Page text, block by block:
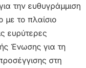
την ευθυγράμμιση
με το πλαίσιο
ευρύτερες
Ένωσης για τη
στη